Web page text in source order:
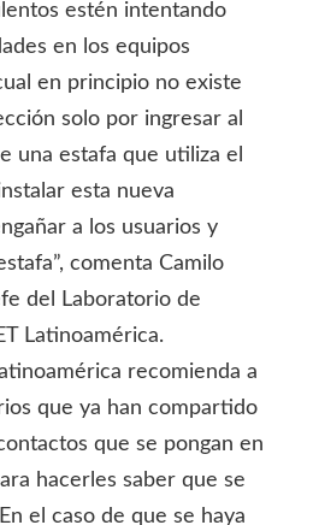
estén intentando
en los equipos
en principio no existe
solo por ingresar al
una estafa que utiliza el
esta nueva
a los usuarios y
comenta Camilo
del Laboratorio de
Latinoamérica.
recomienda a
que ya han compartido
que se pongan en
hacerles saber que se
el caso de que se haya